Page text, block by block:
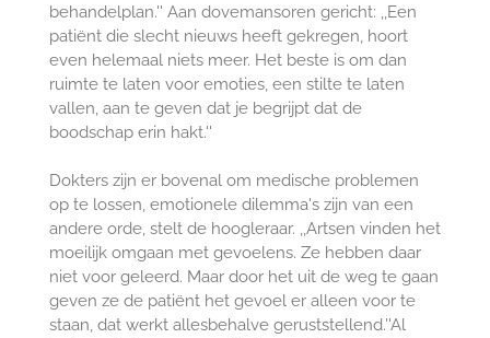
behandelplan.'' Aan dovemansoren gericht: ,,Een
patiënt die slecht nieuws heeft gekregen, hoort
even helemaal niets meer. Het beste is om dan
ruimte te laten voor emoties, een stilte te laten
vallen, aan te geven dat je begrijpt dat de
boodschap erin hakt.''
Dokters zijn er bovenal om medische problemen
op te lossen, emotionele dilemma's zijn van een
andere orde, stelt de hoogleraar. ,,Artsen vinden het
moeilijk omgaan met gevoelens. Ze hebben daar
niet voor geleerd. Maar door het uit de weg te gaan
geven ze de patiënt het gevoel er alleen voor te
staan, dat werkt allesbehalve geruststellend.''Al